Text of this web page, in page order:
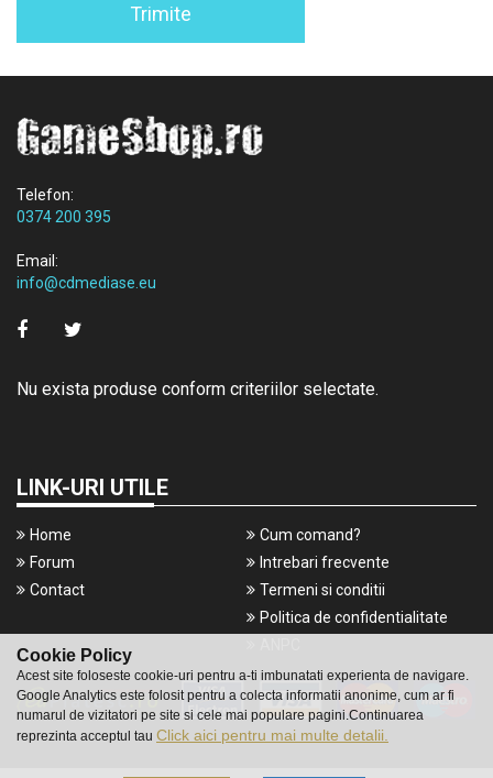
Cookie Policy
Acest site foloseste cookie-uri pentru a-ti imbunatati experienta de navigare.
Google Analytics este folosit pentru a colecta informatii anonime, cum ar fi
numarul de vizitatori pe site si cele mai populare pagini.Continuarea
reprezinta acceptul tau Click aici pentru mai multe detalii.
Trimite
Telefon:
0374 200 395
Email:
info@cdmediase.eu
Nu exista produse conform criteriilor selectate.
LINK-URI UTILE
Home
Forum
Contact
Cum comand?
Intrebari frecvente
Termeni si conditii
Politica de confidentialitate